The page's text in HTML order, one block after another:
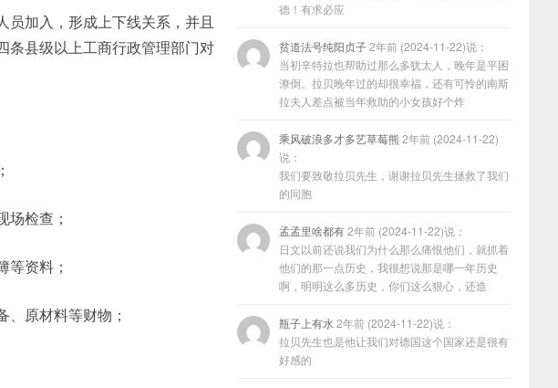
员加入，形成上下线关系，并且
条县级以上工商行政管理部门对
场检查；
等资料；
、原材料等财物；
德！有求必应
贫道法号纯阳贞子2年前 (2024-11-22)说：
当初辛特拉也帮助过那么多犹太人，晚年是平困
潦倒。拉贝晚年过的却很幸福，还有可怜的南斯
拉夫人差点被当年救助的小女孩好个炸
乘风破浪多才多艺草莓熊 2年前 (2024-11-22)
说：
我们要致敬拉贝先生，谢谢拉贝先生拯救了我们
的同胞
孟孟里啥都有2年前 (2024-11-22)说：
日文以前还说我们为什么那么痛恨他们，就抓着
他们的那一点历史，我很想说那是哪一年历史
啊，明明这么多历史，你们这么狠心，还造
瓶子上有水 2年前 (2024-11-22)说：
拉贝先生也是他让我们对德国这个国家还是很有
好感的